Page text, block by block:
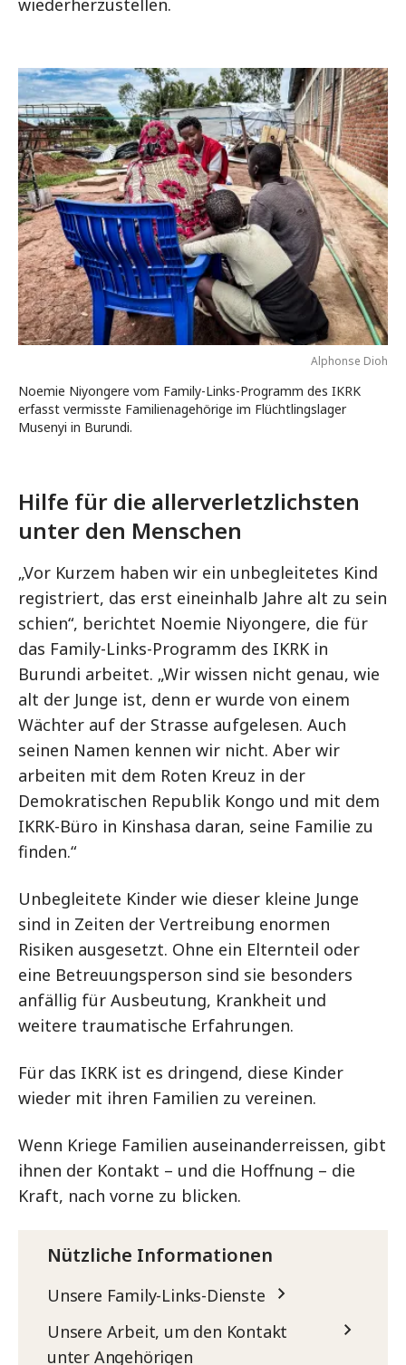
wiederherzustellen.
Alphonse Dioh
Noemie Niyongere vom Family-Links-Programm des IKRK
erfasst vermisste Familienagehörige im Flüchtlingslager
Musenyi in Burundi.
Hilfe für die allerverletzlichsten
unter den Menschen
„Vor Kurzem haben wir ein unbegleitetes Kind
registriert, das erst eineinhalb Jahre alt zu sein
schien“, berichtet Noemie Niyongere, die für
das Family-Links-Programm des IKRK in
Burundi arbeitet. „Wir wissen nicht genau, wie
alt der Junge ist, denn er wurde von einem
Wächter auf der Strasse aufgelesen. Auch
seinen Namen kennen wir nicht. Aber wir
arbeiten mit dem Roten Kreuz in der
Demokratischen Republik Kongo und mit dem
IKRK-Büro in Kinshasa daran, seine Familie zu
finden.“
Unbegleitete Kinder wie dieser kleine Junge
sind in Zeiten der Vertreibung enormen
Risiken ausgesetzt. Ohne ein Elternteil oder
eine Betreuungsperson sind sie besonders
anfällig für Ausbeutung, Krankheit und
weitere traumatische Erfahrungen.
Für das IKRK ist es dringend, diese Kinder
wieder mit ihren Familien zu vereinen.
Wenn Kriege Familien auseinanderreissen, gibt
ihnen der Kontakt – und die Hoffnung – die
Kraft, nach vorne zu blicken.
Nützliche Informationen
Unsere Family-Links-Dienste
Unsere Arbeit, um den Kontakt
unter Angehörigen